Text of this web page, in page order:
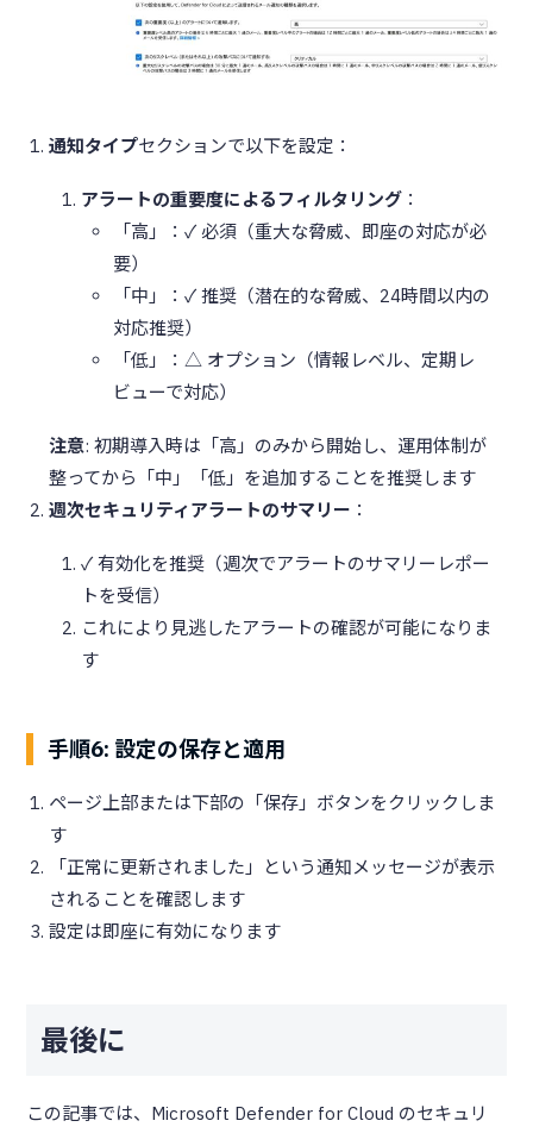
通知タイプセクションで以下を設定：
アラートの重要度によるフィルタリング ：
「高」：✓ 必須（重大な脅威、即座の対応が必
要）
「中」：✓ 推奨（潜在的な脅威、24時間以内の
対応推奨）
「低」：△ オプション（情報レベル、定期レ
ビューで対応）
注意: 初期導入時は「高」のみから開始し、運用体制が
整ってから「中」「低」を追加することを推奨します
週次セキュリティアラートのサマリー ：
✓ 有効化を推奨（週次でアラートのサマリーレポー
トを受信）
これにより見逃したアラートの確認が可能になりま
す
手順6: 設定の保存と適用
ページ上部または下部の「保存」ボタンをクリックしま
す
「正常に更新されました」という通知メッセージが表示
されることを確認します
設定は即座に有効になります
最後に
この記事では、Microsoft Defender for Cloud のセキュリ